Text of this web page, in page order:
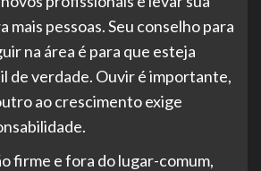
mais pessoas. Seu conselho para
na área é para que esteja
de verdade. Ouvir é importante,
ao crescimento exige
firme e fora do lugar-comum,